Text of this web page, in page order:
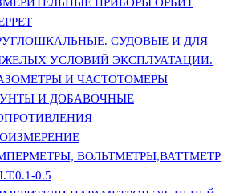
СУДОВЫЕ И ДЛЯ
УСЛОВИЙ ЭКСПЛУАТАЦИИ.
И ЧАСТОТОМЕРЫ
И ДОБАВОЧНЫЕ
ВОЛЬТМЕТРЫ,ВАТТМЕТР
0.5